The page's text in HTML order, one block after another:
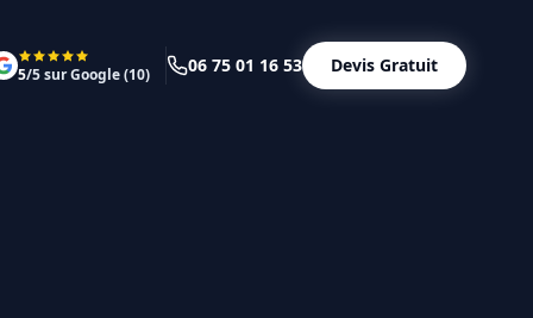
5/5 sur Google (10) 06 75 01 16 53 Devis Gratuit